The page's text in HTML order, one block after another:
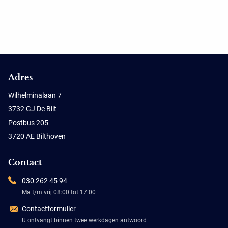
Adres
Wilhelminalaan 7
3732 GJ De Bilt
Postbus 205
3720 AE Bilthoven
Contact
030 262 45 94
Ma t/m vrij 08:00 tot 17:00
Contactformulier
U ontvangt binnen twee werkdagen antwoord